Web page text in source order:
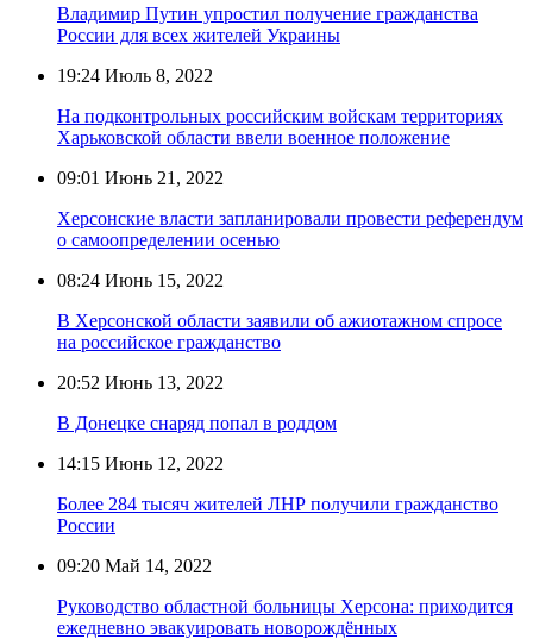
Владимир Путин упростил получение гражданства
России для всех жителей Украины
19:24 Июль 8, 2022
На подконтрольных российским войскам территориях
Харьковской области ввели военное положение
09:01 Июнь 21, 2022
Херсонские власти запланировали провести референдум
о самоопределении осенью
08:24 Июнь 15, 2022
В Херсонской области заявили об ажиотажном спросе
на российское гражданство
20:52 Июнь 13, 2022
В Донецке снаряд попал в роддом
14:15 Июнь 12, 2022
Более 284 тысяч жителей ЛНР получили гражданство
России
09:20 Май 14, 2022
Руководство областной больницы Херсона: приходится
ежедневно эвакуировать новорождённых